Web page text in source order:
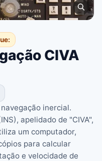
CIVA
inercial.
apelidado de "CIVA",
um computador,
para calcular
e velocidade de